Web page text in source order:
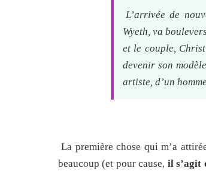
L’arrivée de
Wyeth, va
et le couple,
devenir son
artiste, d’un
La première chose qui m’a
beaucoup (et pour cause, il s’agit